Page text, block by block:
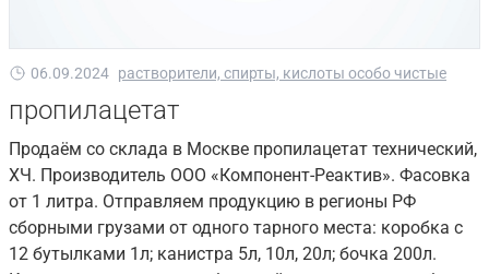
06.09.2024 растворители, спирты, кислоты особо чистые
пропилацетат
Продаём со склада в Москве пропилацетат технический,
ХЧ. Производитель ООО «Компонент-Реактив». Фасовка
от 1 литра. Отправляем продукцию в регионы РФ
сборными грузами от одного тарного места: коробка с
12 бутылками 1л; канистра 5л, 10л, 20л; бочка 200л.